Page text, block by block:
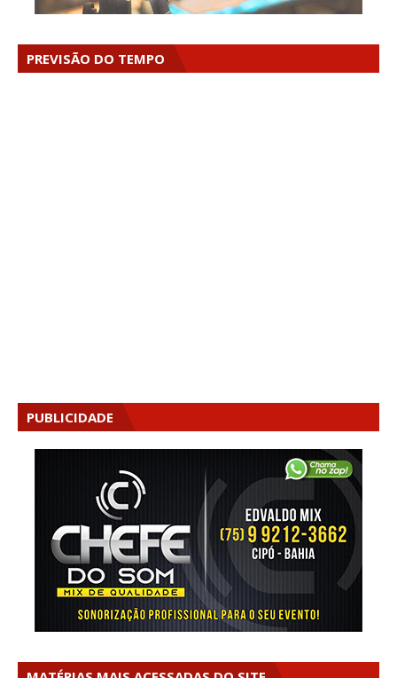
PREVISÃO DO TEMPO
PUBLICIDADE